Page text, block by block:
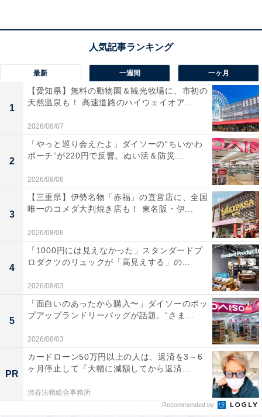
ヒーの産地から厳選された高品質のアラビカ種コーヒー
豆を使用した「ドリップ コーヒー」は、「ハウスブレン
中から、ローストレベル別に日替わりで提供されます。
コンディメントバーに用意された2種類のミルクや3種類
の砂糖、パウダーなどで手軽なカスタマイズも楽しめま
す。
回答者からは、「コーヒーの香りや味が強くて、自宅で
は飲めないおいしさだと思う（40代女性／神奈川県）」
「普段はミルクと砂糖入りのコーヒしか飲めないのです
が、スターバックスのドリップコーヒーは美味しくてブ
ラックで飲めます（30代女性／栃木県）」「さまざまな
産地のコーヒーや値段も安いものからこだわりが高いも
のもあり、自分にあったものが見つかる（30代女性／福
岡県）」などのコメントが寄せられました。
また、「その日の気分でカスタマイズができるため常に
飲みたいものをおいしくいただけてます（20代女性／愛
知県）」「季節で色々な味が試せる（30代女性／鹿児島
県）」「店員さんに聞くと、おすすめのものを出してく
れる（30代女性／埼玉県）」などの声もありました。
※回答者のコメントは原文ママです
最新 一週間 一ヶ月
1
【愛知県】無料の動物園＆観光牧場に、市初の
天然温泉も！ 高速道路のハイウェイオア...
2026/08/07
2
「やっと巡り会えたよ」ダイソーの“ちいかわ
ポーチ”が220円で反響。ぬい活＆防災...
2026/08/06
3
【三重県】伊勢名物「赤福」の直営店に、全国
唯一のコメダ大判焼き店も！ 東名阪・伊...
2026/08/06
4
「1000円には見えなかった」スタンダードプ
ロダクツのリュックが「高見えする」の...
2026/08/03
5
「面白いのあったから購入〜」ダイソーのポッ
プアップランドリーバッグが話題。“さま...
2026/08/03
PR
カードローン50万円以上の人は、返済を3～6
ヶ月停止して『大幅に減額してから返済...
渋谷法務総合事務所
Recommended by